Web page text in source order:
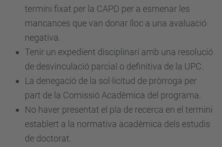
termini fixat per la CAPD per a esmenar les
mancances que van donar lloc a una avaluació
negativa.
Tenir un expedient disciplinari amb una resolució
de desvinculació parcial o definitiva de la UPC.
La denegació de la sol·licitud de pròrroga per
part de la Comissió Acadèmica del programa.
No haver presentat el pla de recerca en el termini
establert a la normativa acadèmica dels estudis
de doctorat.